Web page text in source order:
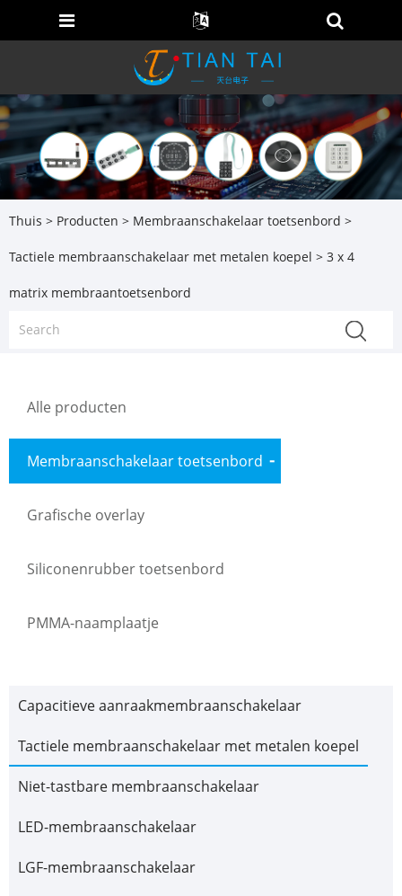
Thuis > Producten > Membraanschakelaar toetsenbord >
Tactiele membraanschakelaar met metalen koepel > 3 x 4
matrix membraantoetsenbord
Alle producten
Membraanschakelaar toetsenbord
Grafische overlay
Siliconenrubber toetsenbord
PMMA-naamplaatje
Capacitieve aanraakmembraanschakelaar
Tactiele membraanschakelaar met metalen koepel
Niet-tastbare membraanschakelaar
LED-membraanschakelaar
LGF-membraanschakelaar